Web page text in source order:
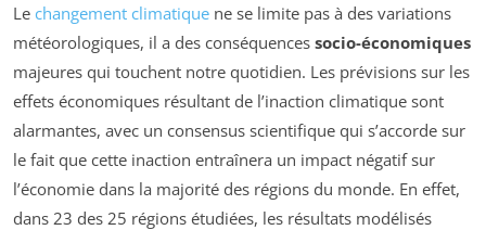
Le changement climatique ne se limite pas à des variations
météorologiques, il a des conséquences socio-économiques
majeures qui touchent notre quotidien. Les prévisions sur les
effets économiques résultant de l’inaction climatique sont
alarmantes, avec un consensus scientifique qui s’accorde sur
le fait que cette inaction entraînera un impact négatif sur
l’économie dans la majorité des régions du monde. En effet,
dans 23 des 25 régions étudiées, les résultats modélisés